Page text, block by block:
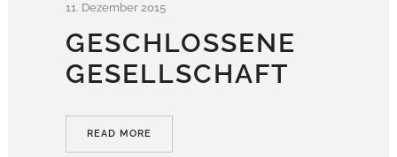
11. Dezember 2015
GESCHLOSSENE
GESELLSCHAFT
READ MORE